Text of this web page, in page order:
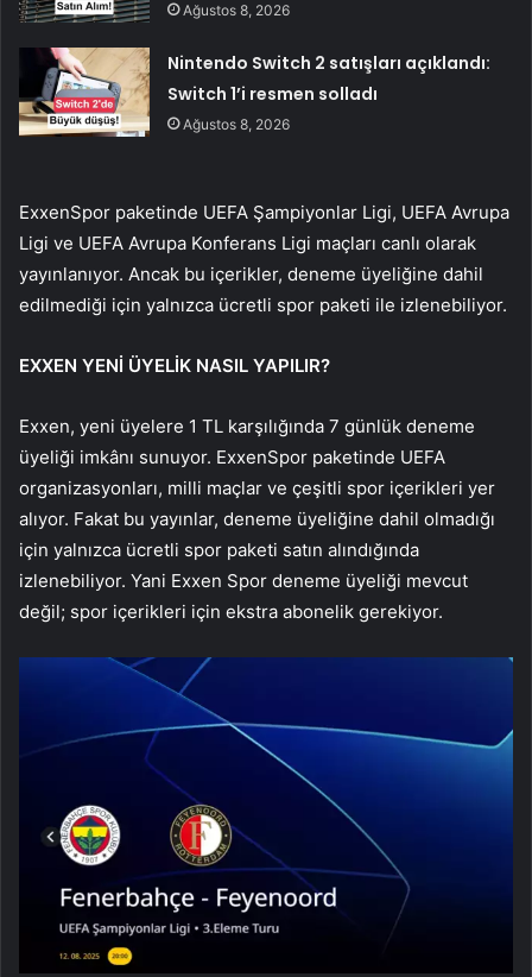
Ağustos 8, 2026
Nintendo Switch 2 satışları açıklandı:
Switch 1’i resmen solladı
Ağustos 8, 2026
ExxenSpor paketinde UEFA Şampiyonlar Ligi, UEFA Avrupa
Ligi ve UEFA Avrupa Konferans Ligi maçları canlı olarak
yayınlanıyor. Ancak bu içerikler, deneme üyeliğine dahil
edilmediği için yalnızca ücretli spor paketi ile izlenebiliyor.
EXXEN YENİ ÜYELİK NASIL YAPILIR?
Exxen, yeni üyelere 1 TL karşılığında 7 günlük deneme
üyeliği imkânı sunuyor. ExxenSpor paketinde UEFA
organizasyonları, milli maçlar ve çeşitli spor içerikleri yer
alıyor. Fakat bu yayınlar, deneme üyeliğine dahil olmadığı
için yalnızca ücretli spor paketi satın alındığında
izlenebiliyor. Yani Exxen Spor deneme üyeliği mevcut
değil; spor içerikleri için ekstra abonelik gerekiyor.